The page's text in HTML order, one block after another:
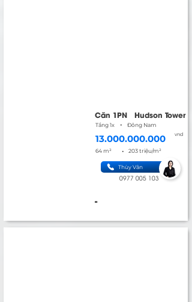
Căn 1PN Hudson Tower
Tầng 1x • Đông Nam
13.000.000.000 vnd
64 m² • 203 triệu/m²
Thùy Vân
0977 005 103
-